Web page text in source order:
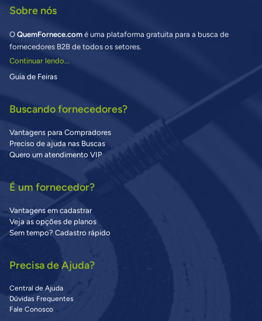
Sobre nós
O QuemFornece.com é uma plataforma gratuita para a busca de
fornecedores B2B de todos os setores.
Continuar lendo...
Guia de Feiras
Buscando fornecedores?
Vantagens para Compradores
Preciso de ajuda nas Buscas
Quero um atendimento VIP
É um fornecedor?
Vantagens em cadastrar
Veja as opções de planos
Sem tempo? Cadastro rápido
Precisa de Ajuda?
Central de Ajuda
Dúvidas Frequentes
Fale Conosco